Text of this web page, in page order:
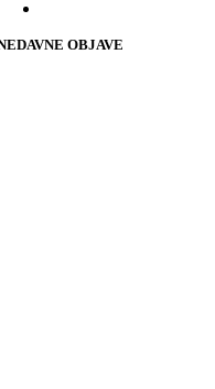
OBJAVE